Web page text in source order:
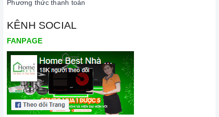
Phương thức thanh toán
KÊNH SOCIAL
FANPAGE